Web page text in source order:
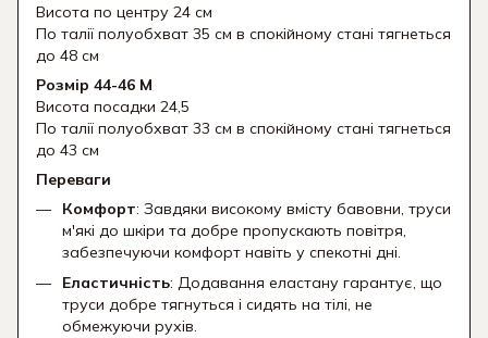
Висота по центру 24 см
По талії полуобхват 35 см в спокійному стані тягнеться
до 48 см
Розмір 44-46 М
Висота посадки 24,5
По талії полуобхват 33 см в спокійному стані тягнеться
до 43 см
Переваги
Комфорт: Завдяки високому вмісту бавовни, труси
м'які до шкіри та добре пропускають повітря,
забезпечуючи комфорт навіть у спекотні дні.
Еластичність: Додавання еластану гарантує, що
труси добре тягнуться і сидять на тілі, не
обмежуючи рухів.